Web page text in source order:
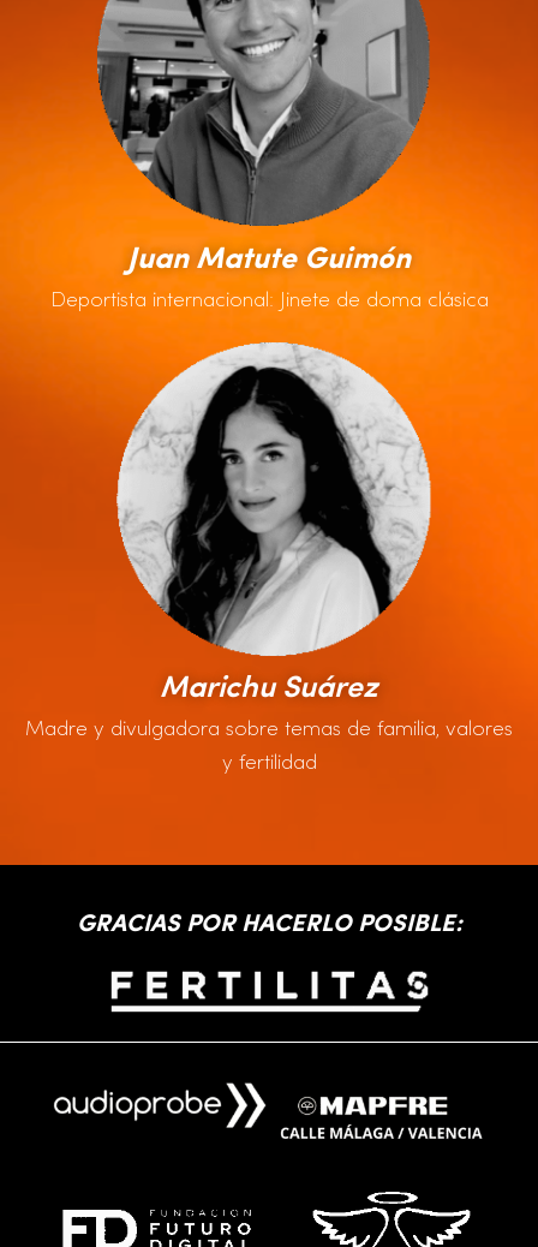
Juan Matute Guimón
Deportista internacional: Jinete de doma clásica
Marichu Suárez
Madre y divulgadora sobre temas de familia, valores
y fertilidad
GRACIAS POR HACERLO POSIBLE: